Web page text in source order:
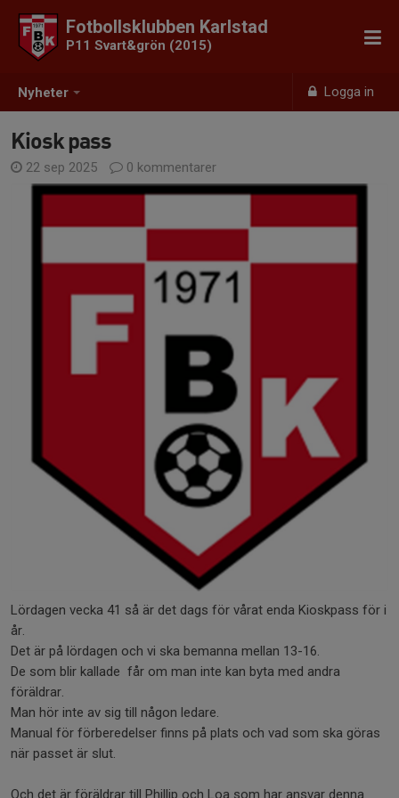
Nyheter Logga in
Fotbollsklubben Karlstad
P11 Svart&grön (2015)
Kiosk pass
22 sep 2025 0 kommentarer
Lördagen vecka 41 så är det dags för vårat enda Kioskpass för i
år.
Det är på lördagen och vi ska bemanna mellan 13-16.
De som blir kallade får om man inte kan byta med andra
föräldrar.
Man hör inte av sig till någon ledare.
Manual för förberedelser finns på plats och vad som ska göras
när passet är slut.
Och det är föräldrar till Phillip och Loa som har ansvar denna